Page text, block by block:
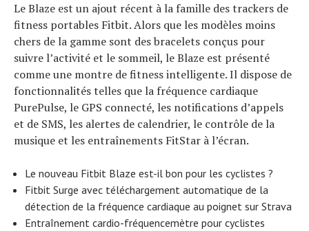
Le Blaze est un ajout récent à la famille des trackers de
fitness portables Fitbit. Alors que les modèles moins
chers de la gamme sont des bracelets conçus pour
suivre l’activité et le sommeil, le Blaze est présenté
comme une montre de fitness intelligente. Il dispose de
fonctionnalités telles que la fréquence cardiaque
PurePulse, le GPS connecté, les notifications d’appels
et de SMS, les alertes de calendrier, le contrôle de la
musique et les entraînements FitStar à l’écran.
Le nouveau Fitbit Blaze est-il bon pour les cyclistes ?
Fitbit Surge avec téléchargement automatique de la
détection de la fréquence cardiaque au poignet sur Strava
Entraînement cardio-fréquencemètre pour cyclistes